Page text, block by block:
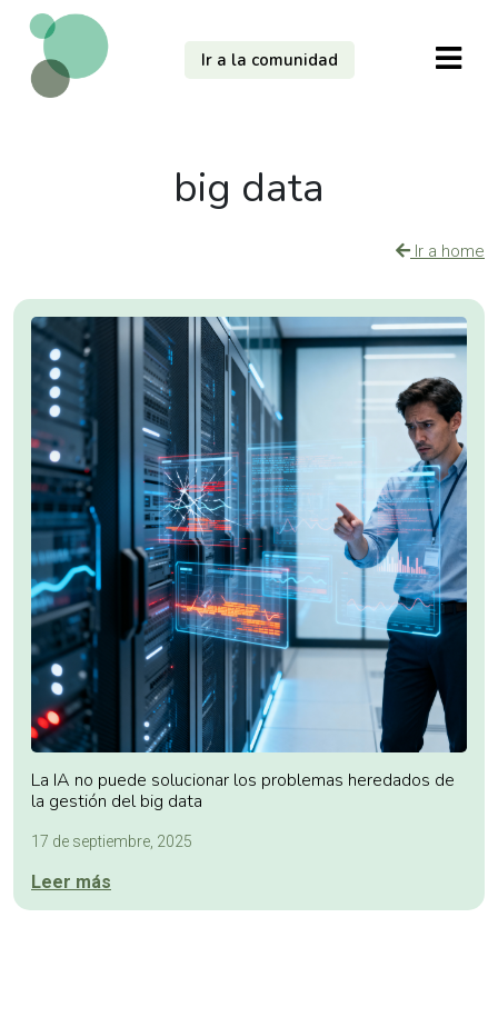
Ir a la comunidad
big data
Ir a home
La IA no puede solucionar los problemas heredados de
la gestión del big data
17 de septiembre, 2025
Leer más